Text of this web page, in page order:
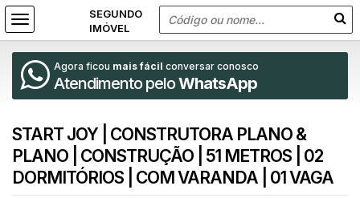
Agora ficou mais fácil conversar conosco
Atendimento peloWhatsApp
START JOY | CONSTRUTORA PLANO &
PLANO | CONSTRUÇÃO | 51 METROS | 02
DORMITÓRIOS | COM VARANDA | 01 VAGA